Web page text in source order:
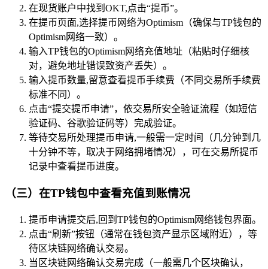
在现货账户中找到OKT,点击“提币”。
在提币页面,选择提币网络为Optimism（确保与TP钱包的
Optimism网络一致）。
输入TP钱包的Optimism网络充值地址（粘贴时仔细核
对，避免地址错误致资产丢失）。
输入提币数量,留意查看提币手续费（不同交易所手续费
标准不同）。
点击“提交提币申请”，依交易所安全验证流程（如短信
验证码、谷歌验证码等）完成验证。
等待交易所处理提币申请,一般需一定时间（几分钟到几
十分钟不等，取决于网络拥堵情况），可在交易所提币
记录中查看提币进度。
（三）在TP钱包中查看充值到账情况
提币申请提交后,回到TP钱包的Optimism网络钱包界面。
点击“刷新”按钮（通常在钱包资产显示区域附近），等
待区块链网络确认交易。
当区块链网络确认交易完成（一般需几个区块确认，